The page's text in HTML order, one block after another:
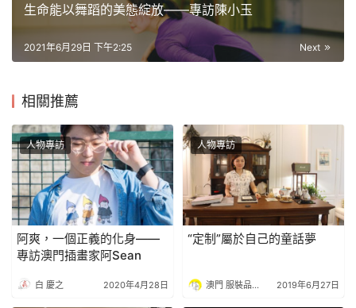
生命能以舞蹈的美態綻放——專訪陳小玉
Next
2021年6月29日 下午2:25
相關推薦
人物專訪
阿爽，一個正義的化身——
專訪澳門插畫家阿Sean
白 慶之 2020年4月28日
人物專訪
“定制”屬於自己的童話夢
澳門 服裝品牌孵化中心 2019年6月27日